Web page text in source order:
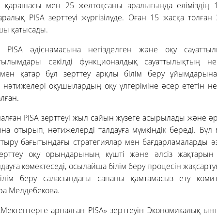
мен 25 желтоқсаны аралығында еліміздің
PISA зерттеуі жүргізілуде. Оған 15 жасқа
қатысады.
PISA әдіснамасына негізделген және оқу
секілді функционалдық сауаттылықтың
қатар бұл зерттеу арқлы білім беру
нәтижелері оқушылардың оқу үлгеріміне әсер ететін
PISA зерттеуі жыл сайын жүзеге асырылады және
отырып, нәтижелерді талдауға мүмкіндік береді. Бұл
бағытындағы стратегиялар мен бағдарламаларды
оқу орындарының күшті және әлсіз жақтарын
көмектеседі, осылайша білім беру процесін
беру саласындағы сапаны қамтамасыз ету
Мелдебекова.
арналған PISA» зерттеуін Экономикалық